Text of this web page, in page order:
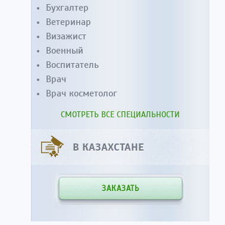
Бухгалтер
Ветеринар
Визажист
Военный
Воспитатель
Врач
Врач косметолог
СМОТРЕТЬ ВСЕ СПЕЦИАЛЬНОСТИ
В КАЗАХСТАНЕ
ЗАКАЗАТЬ